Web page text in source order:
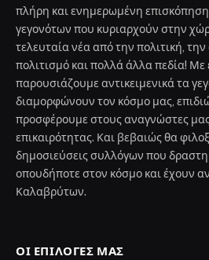
πλήρη και ενημερωμένη
γεγονότων που κυριαρχούν στην
τελευταία νέα από την πολιτική, την
πολιτισμό και πολλά άλλα πεδία! Με
παρουσιάζουμε αντικειμενικά τα
διαμορφώνουν τον κόσμο μας,
προσφέρουμε στους αναγνώστες
επικαιρότητας. Και βεβαιώς θα
δημοσιεύσεις συλλόγων που
οπουδήποτε στον κόσμο και έχουν
Καλαβρύτων.
ΟΙ ΕΠΙΛΟΓΈΣ ΜΑΣ